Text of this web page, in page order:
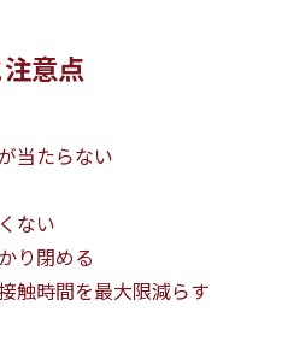
意点
当たらない
ない
り閉める
触時間を最大限減らす